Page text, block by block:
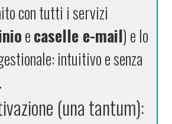
con tutti i servizi
ecaselle e-mail) e lo
intuitivo e senza
(una tantum):